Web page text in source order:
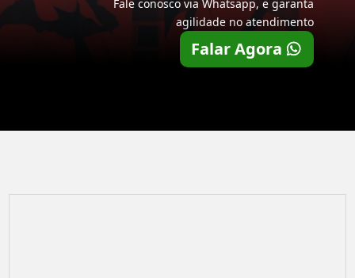
Fale conosco via Whatsapp, e garanta
agilidade no atendimento
Falar Agora